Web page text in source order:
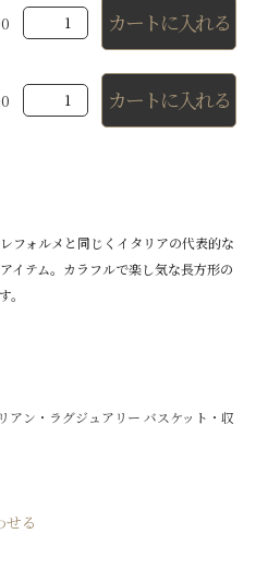
カートに入れる
カートに入れる
フォルメと同じくイタリアの代表的な
イテム。カラフルで楽し気な長方形の
アン・ラグジュアリー バスケット・収
せる